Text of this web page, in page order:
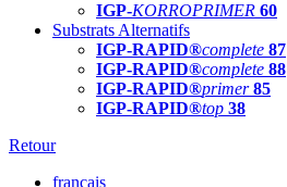
IGP-KORROPRIMER 60
Substrats Alternatifs
IGP-RAPID®complete 87
IGP-RAPID®complete 88
IGP-RAPID®primer 85
IGP-RAPID®top 38
Retour
français